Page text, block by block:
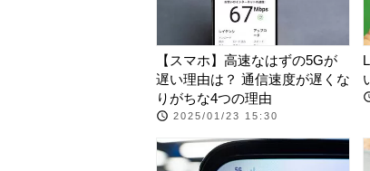
【スマホ】高速なはずの5Gが
遅い理由は？ 通信速度が遅くな
りがちな4つの理由
2025/01/23 15:30